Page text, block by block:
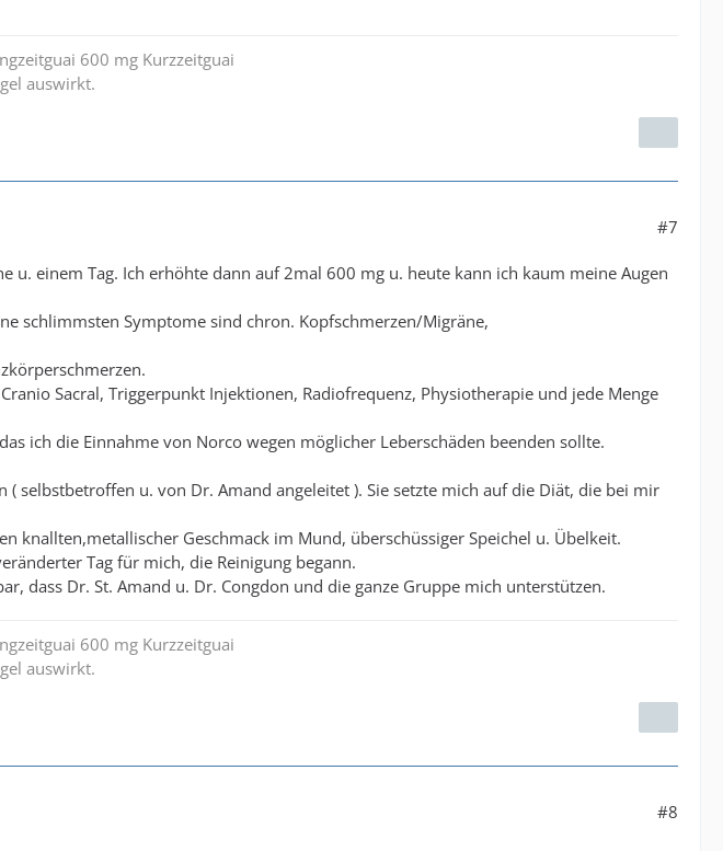
600 mg Kurzzeitguai
auswirkt.
#7
u. einem Tag. Ich erhöhte dann auf 2mal 600 mg u. heute kann ich kaum meine Augen
schlimmsten Symptome sind chron. Kopfschmerzen/Migräne,
Sacral, Triggerpunkt Injektionen, Radiofrequenz, Physiotherapie und jede Menge
ich die Einnahme von Norco wegen möglicher Leberschäden beenden sollte.
selbstbetroffen u. von Dr. Amand angeleitet ). Sie setzte mich auf die Diät, die bei mir
knallten,metallischer Geschmack im Mund, überschüssiger Speichel u. Übelkeit.
Tag für mich, die Reinigung begann.
dass Dr. St. Amand u. Dr. Congdon und die ganze Gruppe mich unterstützen.
600 mg Kurzzeitguai
auswirkt.
#8